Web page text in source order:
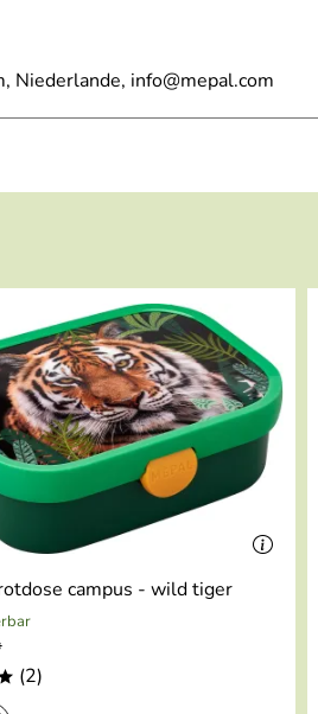
Niederlande, info@mepal.com
campus - wild tiger
(2)